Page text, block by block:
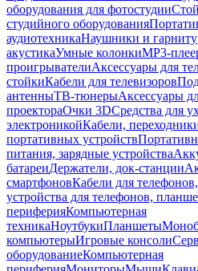
оборудования для фотостудии
студийного оборудования
аудиотехникаНаушники и
акустикаУмные колонкиMP3-
проигрывателиАксессуары для
стойкиКабели для телевизоров
антенныТВ-тюнерыАксессуары
проектораОчки 3DСредства для
электроникойКабели,
портативных устройств
питания, зарядные устройства
батареиДержатели, док-станции
смартфоновКабели для
устройства для телефонов,
периферияКомпьютерная
техникаНоутбукиПланшеты
компьютерыИгровые консоли
оборудованиеКомпьютерная